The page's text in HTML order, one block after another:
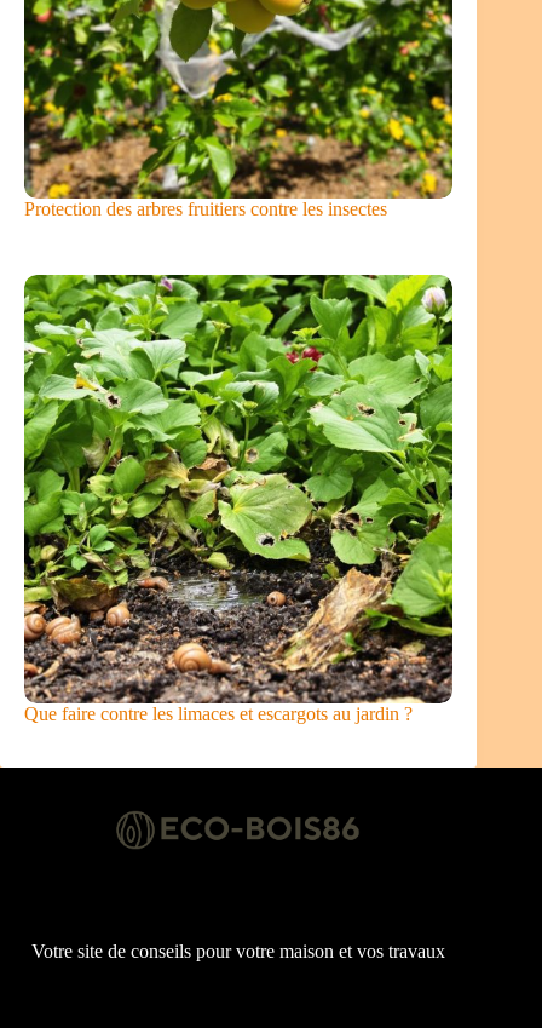
Protection des arbres fruitiers contre les insectes
Que faire contre les limaces et escargots au jardin ?
Votre site de conseils pour votre maison et vos travaux